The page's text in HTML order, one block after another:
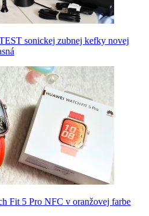
sonickej zubnej kefky novej
Fit 5 Pro NFC v oranžovej farbe